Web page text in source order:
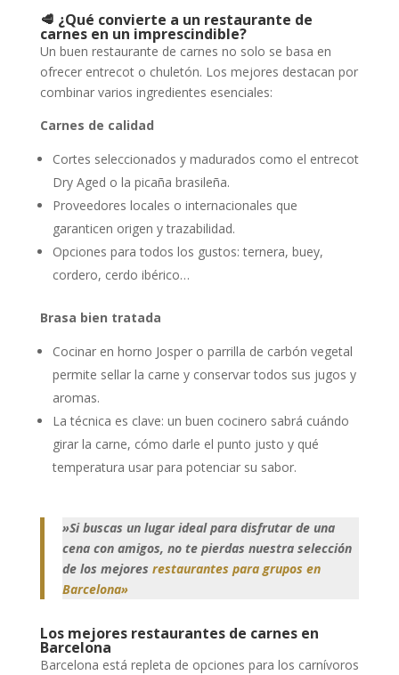
🥩 ¿Qué convierte a un restaurante de
carnes en un imprescindible?
Un buen restaurante de carnes no solo se basa en
ofrecer entrecot o chuletón. Los mejores destacan por
combinar varios ingredientes esenciales:
Carnes de calidad
Cortes seleccionados y madurados como el entrecot
Dry Aged o la picaña brasileña.
Proveedores locales o internacionales que
garanticen origen y trazabilidad.
Opciones para todos los gustos: ternera, buey,
cordero, cerdo ibérico…
Brasa bien tratada
Cocinar en horno Josper o parrilla de carbón vegetal
permite sellar la carne y conservar todos sus jugos y
aromas.
La técnica es clave: un buen cocinero sabrá cuándo
girar la carne, cómo darle el punto justo y qué
temperatura usar para potenciar su sabor.
»Si buscas un lugar ideal para disfrutar de una
cena con amigos, no te pierdas nuestra selección
de los mejores restaurantes para grupos en
Barcelona»
Los mejores restaurantes de carnes en
Barcelona
Barcelona está repleta de opciones para los carnívoros